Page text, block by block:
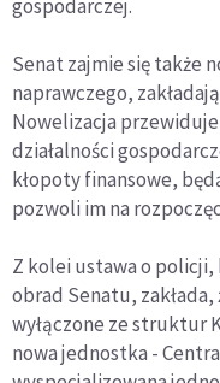
gospodarczej.
Senat zajmie się także
naprawczego,
Nowelizacja
działalności
kłopoty finansowe,
pozwoli im na
Z kolei ustawa o
obrad Senatu,
wyłączone ze struktur
nowa jednostka -